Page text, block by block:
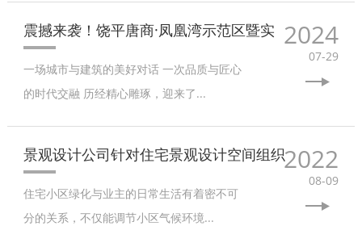
震撼来袭！饶平唐商·凤凰湾示范区暨实 2024
07-29
一场城市与建筑的美好对话 一次品质与匠心
的时代交融 历经精心雕琢，迎来了...
景观设计公司针对住宅景观设计空间组织2022
08-09
住宅小区绿化与业主的日常生活有着密不可
分的关系，不仅能调节小区气候环境...